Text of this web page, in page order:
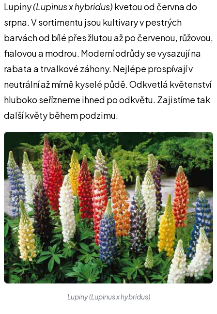
Lupiny(Lupinus x hybridus) kvetou od června do
srpna. V sortimentu jsou kultivary v pestrých
barvách od bílé přes žlutou až po čer­venou, růžovou,
fialovou a modrou. Moderní odrůdy se vysazují na
rabata a trval­kové záhony. Nejlépe prospí­vají v
neutrální až mírně ky­selé půdě. Odkvetlá květen­ství
hluboko seřízneme ihned po odkvětu. Zajistíme tak
dal­ší květy během podzi­mu.
Lupiny (Lupinus x hybridus)